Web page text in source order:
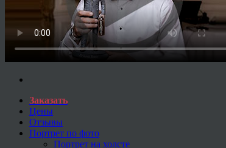
Заказать
Цены
Отзывы
Портрет по фото
Портрет на холсте